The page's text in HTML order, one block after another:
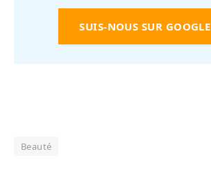
SUIS-NOUS SUR GOOGLE
Beauté